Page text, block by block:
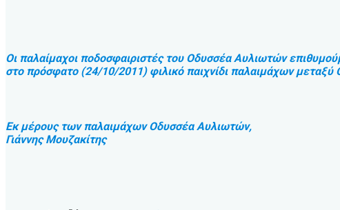
Οι παλαίμαχοι ποδοσφαιριστές του Οδυσσέα Αυλιωτών
στο πρόσφατο (24/10/2011) φιλικό παιχνίδι παλαιμάχων
Εκ μέρους των παλαιμάχων Οδυσσέα Αυλιωτών,
Γιάννης Μουζακίτης